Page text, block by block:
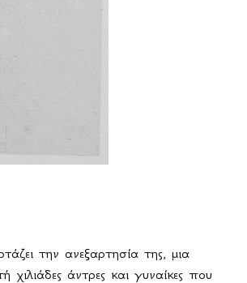
την ανεξαρτησία της, μια
άντρες και γυναίκες που